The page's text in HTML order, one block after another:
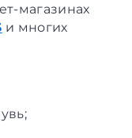
магазинах
и многих